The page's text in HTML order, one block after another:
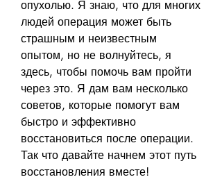
опухолью. Я знаю, что для многих
людей операция может быть
страшным и неизвестным
опытом, но не волнуйтесь, я
здесь, чтобы помочь вам пройти
через это. Я дам вам несколько
советов, которые помогут вам
быстро и эффективно
восстановиться после операции.
Так что давайте начнем этот путь
восстановления вместе!